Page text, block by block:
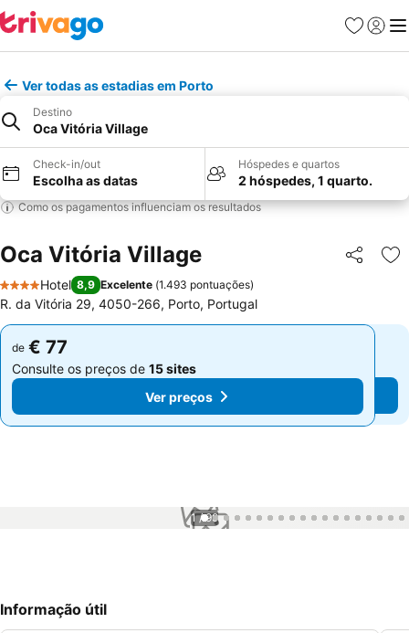
Favoritos
Iniciar
Ver todas as estadias em Porto
Destino
Oca Vitória Village
Check-in/out
Escolha as datas
Hóspedes e quartos
2 hóspedes, 1 quarto.
Como os pagamentos influenciam os resultados
Oca Vitória Village Partilhar
4 Estrelas
Hotel 8,9 Excelente (1.493 pontuações)
R. da Vitória 29, 4050-266, Porto, Portugal
de € 77
Consulte os preços de 15 sites
Ver preços
de € 77
Consulte os preços de 15 sites
Ver preços
1 / 99
Informação útil